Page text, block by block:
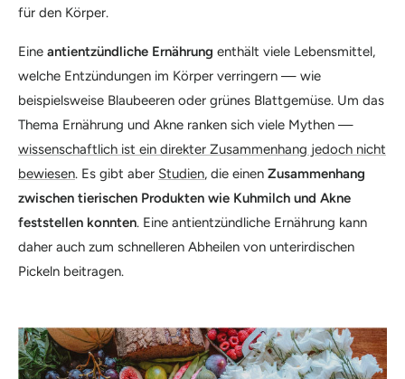
für den Körper.
Eine antientzündliche Ernährung enthält viele Lebensmittel,
welche Entzündungen im Körper verringern — wie
beispielsweise Blaubeeren oder grünes Blattgemüse. Um das
Thema Ernährung und Akne ranken sich viele Mythen —
wissenschaftlich ist ein direkter Zusammenhang jedoch nicht
bewiesen. Es gibt aber Studien, die einen Zusammenhang
zwischen tierischen Produkten wie Kuhmilch und Akne
feststellen konnten. Eine antientzündliche Ernährung kann
daher auch zum schnelleren Abheilen von unterirdischen
Pickeln beitragen.